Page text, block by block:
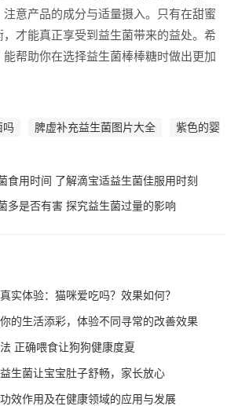
意产品的成分与适量摄入。只有在甜蜜
才能真正享受到益生菌带来的益处。希
帮助你在选择益生菌棒棒糖时做出更加
吗 脾虚补充益生菌图片大全
紫色的婴
食用时间 了解滴宝适益生菌佳服用时刻
多是否有害 探究益生菌过量的影响
实体验：猫咪爱吃吗？效果如何？
的生活添彩，体验不同寻常的改善效果
正确喂食让狗狗健康度夏
生菌让宝宝肚子舒畅，家长放心
效作用及在健康领域的应用与发展